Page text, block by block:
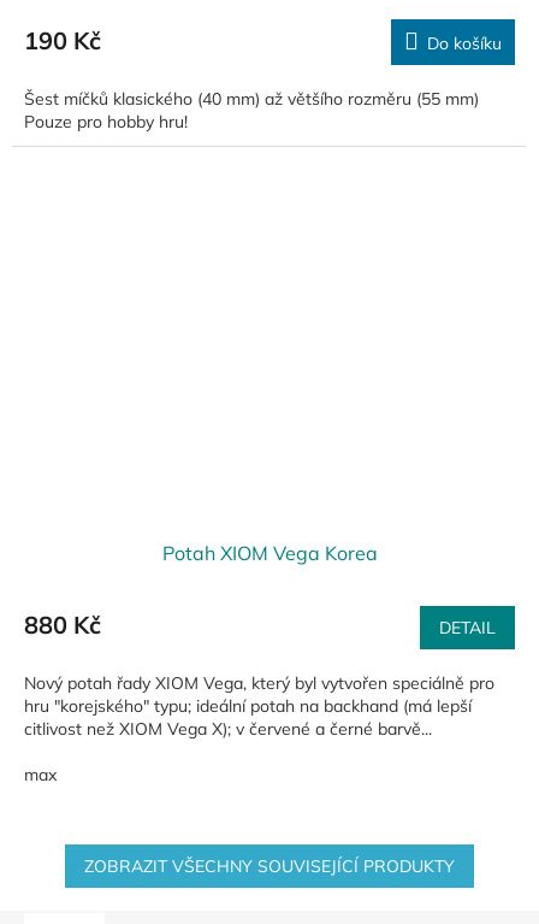
190 Kč Do košíku
Šest míčků klasického (40 mm) až většího rozměru (55 mm)
Pouze pro hobby hru!
Potah XIOM Vega Korea
880 Kč DETAIL
Nový potah řady XIOM Vega, který byl vytvořen speciálně pro
hru "korejského" typu; ideální potah na backhand (má lepší
citlivost než XIOM Vega X); v červené a černé barvě...
max
ZOBRAZIT VŠECHNY SOUVISEJÍCÍ PRODUKTY